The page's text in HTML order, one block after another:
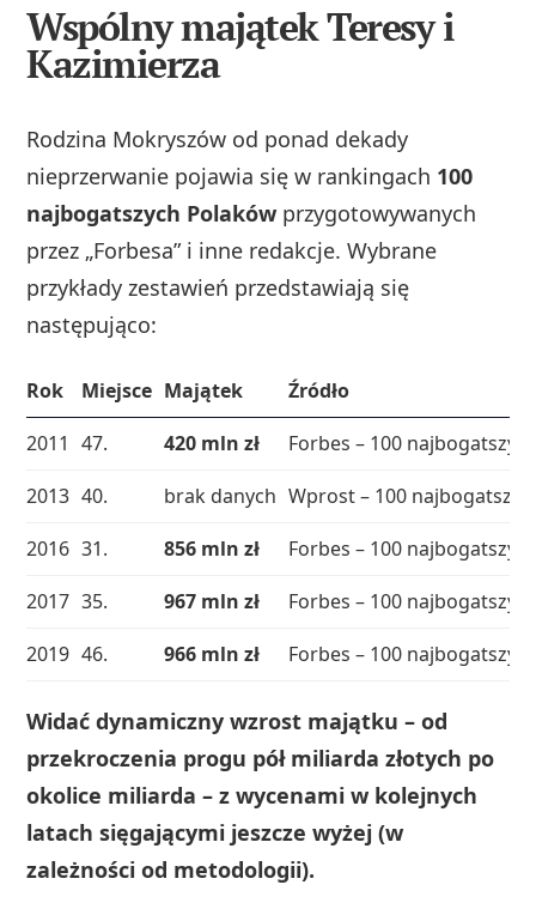
Wspólny majątek Teresy i
Kazimierza
Rodzina Mokryszów od ponad dekady
nieprzerwanie pojawia się w rankingach 100
najbogatszych Polaków przygotowywanych
przez „Forbesa” i inne redakcje. Wybrane
przykłady zestawień przedstawiają się
następująco:
Rok Miejsce Majątek
Źródło
2011
47. 420 mln zł
Forbes – 100
2013 40. brak danych Wprost – 100
2016 31. 856 mln zł
Forbes – 100
2017 35. 967 mln zł
Forbes – 100
2019 46. 966 mln zł Forbes – 100
Widać dynamiczny wzrost majątku – od
przekroczenia progu pół miliarda złotych po
okolice miliarda – z wycenami w kolejnych
latach sięgającymi jeszcze wyżej (w
zależności od metodologii).